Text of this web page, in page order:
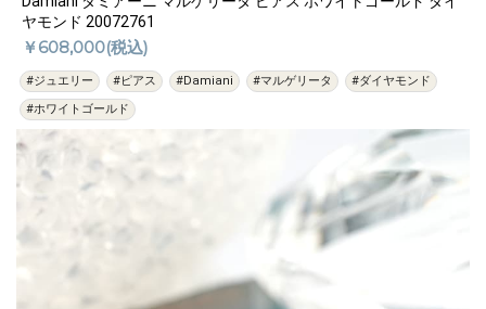
ヤモンド 20072761
￥608,000(税込)
#ジュエリー #ピアス #Damiani #マルゲリータ
#ダイヤモンド
#ホワイトゴールド